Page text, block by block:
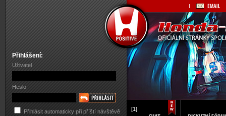
Přihlášení:
Uživatel
Heslo
Přihlásit automaticky při příští návštěvě [1]